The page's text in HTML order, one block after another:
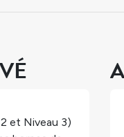
et Niveau 3)